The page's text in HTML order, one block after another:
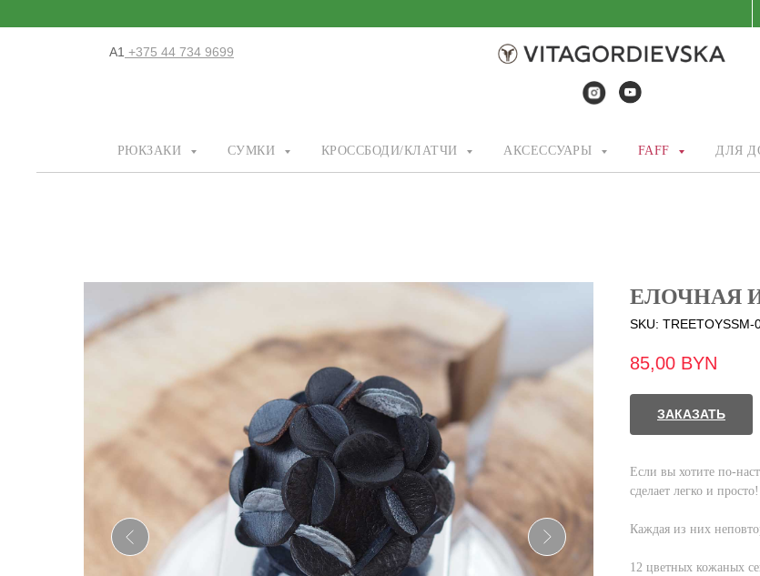
А1 +375 44 734 9699
РЮКЗАКИ СУМКИ КРОССБОДИ/КЛАТЧИ АКСЕССУАРЫ FAFF ДЛЯ
ЕЛОЧНАЯ
SKU: TREETOYSSM-
85,00 BYN
ЗАКАЗАТЬ
Если вы хотите по-
сделает легко и просто!
Каждая из них
12 цветных кожаных